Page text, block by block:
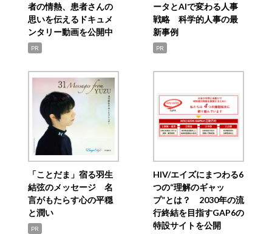
者の情熱、患者さんの
思いを伝えるドキュメ
ンタリー動画を公開中
PR
ータとAIで変わる人事
戦略 科学的人事の最
新事例
PR
「ことだま」宿る羽生
結弦のメッセージ 名
言がもたらす心の平穏
と潤い
PR
HIV/エイズにまつわる6
つの“理解のギャッ
プ”とは？ 2030年の流
行終結を目指すGAP6の
特設サイトを公開